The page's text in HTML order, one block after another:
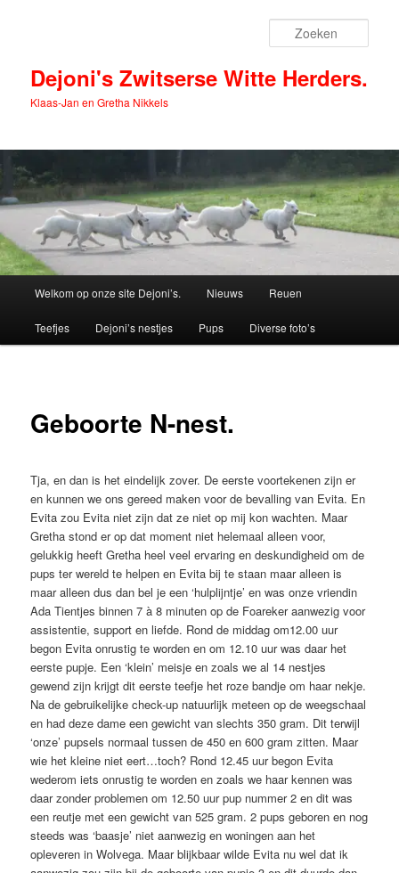
inhoudDejoni's Zwitserse Witte Herders.
Klaas-Jan en Gretha Nikkels
Welkom op onze site Dejoni’s. Nieuws Reuen
Teefjes Dejoni’s nestjes Pups Diverse foto’s
Geboorte N-nest.
Tja, en dan is het eindelijk zover. De eerste voortekenen zijn er
en kunnen we ons gereed maken voor de bevalling van Evita. En
Evita zou Evita niet zijn dat ze niet op mij kon wachten. Maar
Gretha stond er op dat moment niet helemaal alleen voor,
gelukkig heeft Gretha heel veel ervaring en deskundigheid om de
pups ter wereld te helpen en Evita bij te staan maar alleen is
maar alleen dus dan bel je een ‘hulplijntje’ en was onze vriendin
Ada Tientjes binnen 7 à 8 minuten op de Foareker aanwezig voor
assistentie, support en liefde. Rond de middag om12.00 uur
begon Evita onrustig te worden en om 12.10 uur was daar het
eerste pupje. Een ‘klein’ meisje en zoals we al 14 nestjes
gewend zijn krijgt dit eerste teefje het roze bandje om haar nekje.
Na de gebruikelijke check-up natuurlijk meteen op de weegschaal
en had deze dame een gewicht van slechts 350 gram. Dit terwijl
‘onze’ pupsels normaal tussen de 450 en 600 gram zitten. Maar
wie het kleine niet eert…toch? Rond 12.45 uur begon Evita
wederom iets onrustig te worden en zoals we haar kennen was
daar zonder problemen om 12.50 uur pup nummer 2 en dit was
een reutje met een gewicht van 525 gram. 2 pups geboren en nog
steeds was ‘baasje’ niet aanwezig en woningen aan het
opleveren in Wolvega. Maar blijkbaar wilde Evita nu wel dat ik